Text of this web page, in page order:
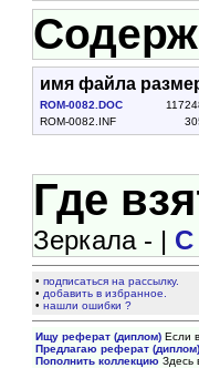
имя файла
ROM-0082.DOC
ROM-0082.INF
Где
Зеркала - | С
•подписаться на рассылку.
• добавить в избранное.
•нашли ошибки ?
Ищу реферат (диплом) Если
Предлагаю реферат (диплом)
Пополнить коллекцию Здесь